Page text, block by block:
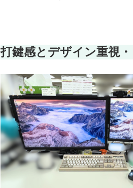
打鍵感とデザイン重視